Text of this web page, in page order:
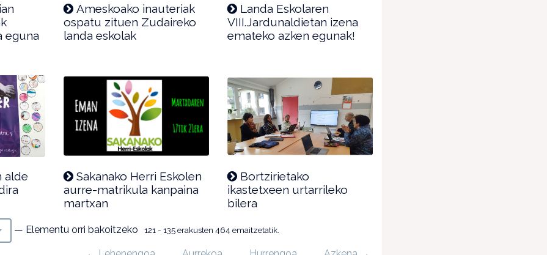
eguna
Ameskoako inauteriak
ospatu zituen Zudaireko
landa eskolak
Landa Eskolaren
VIII.Jardunaldietan izena
emateko azken egunak!
alde
Sakanako Herri Eskolen
aurre-matrikula kanpaina
martxan
Bortzirietako
ikastetxeen urtarrileko
bilera
— Elementu orri bakoitzeko 121 - 135 erakusten 464 emaitzetatik.